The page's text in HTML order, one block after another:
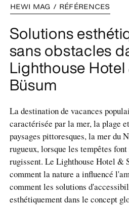
HEWI MAG / RÉFÉRENCES
Solutions
sans obstacles
Lighthouse
Büsum
La destination de vacances
caractérisée par la mer, la plage
paysages pittoresques, la mer du
rugueux, lorsque les tempêtes
rugissent. Le Lighthouse Hotel &
comment la nature a influencé
comment les solutions
esthétiquement dans le concept